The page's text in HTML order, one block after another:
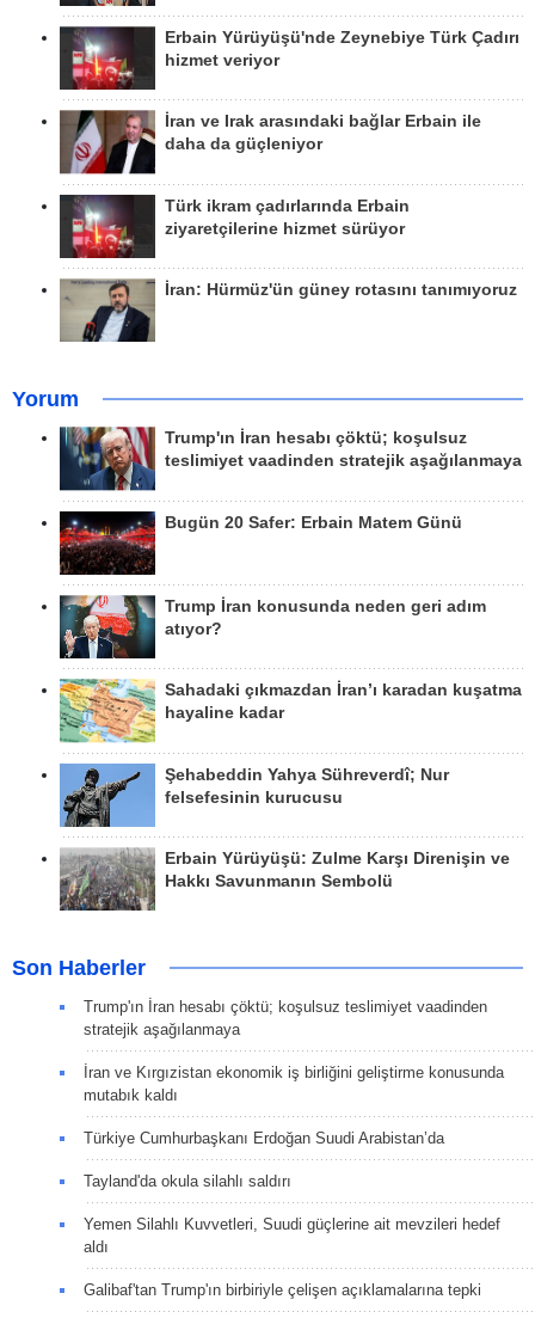
Erbain Yürüyüşü'nde Zeynebiye Türk Çadırı
hizmet veriyor
İran ve Irak arasındaki bağlar Erbain ile
daha da güçleniyor
Türk ikram çadırlarında Erbain
ziyaretçilerine hizmet sürüyor
İran: Hürmüz'ün güney rotasını tanımıyoruz
Yorum
Trump'ın İran hesabı çöktü; koşulsuz
teslimiyet vaadinden stratejik aşağılanmaya
Bugün 20 Safer: Erbain Matem Günü
Trump İran konusunda neden geri adım
atıyor?
Sahadaki çıkmazdan İran’ı karadan kuşatma
hayaline kadar
Şehabeddin Yahya Sühreverdî; Nur
felsefesinin kurucusu
Erbain Yürüyüşü: Zulme Karşı Direnişin ve
Hakkı Savunmanın Sembolü
Son Haberler
Trump'ın İran hesabı çöktü; koşulsuz teslimiyet vaadinden
stratejik aşağılanmaya
İran ve Kırgızistan ekonomik iş birliğini geliştirme konusunda
mutabık kaldı
Türkiye Cumhurbaşkanı Erdoğan Suudi Arabistan’da
Tayland'da okula silahlı saldırı
Yemen Silahlı Kuvvetleri, Suudi güçlerine ait mevzileri hedef
aldı
Galibaf'tan Trump'ın birbiriyle çelişen açıklamalarına tepki